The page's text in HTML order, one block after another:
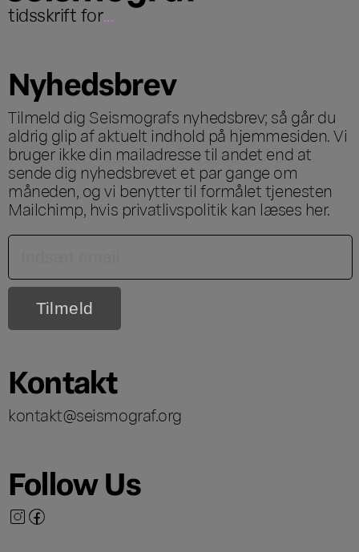
tidsskrift for...
Nyhedsbrev
Tilmeld dig Seismografs nyhedsbrev; så går du
aldrig glip af aktuelt indhold på hjemmesiden. Vi
bruger ikke din mailadresse til andet end at
sende dig nyhedsbrevet et par gange om
måneden, og vi benytter til formålet tjenesten
Mailchimp, hvis privatlivspolitik kan læses her.
Kontakt
kontakt@seismograf.org
Follow Us